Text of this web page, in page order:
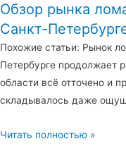
Обзор рынка
Санкт-
Похожие статьи: Рынок
Петербурге продолжает
области всё отточено и
складывалось даже
Читать полностью »